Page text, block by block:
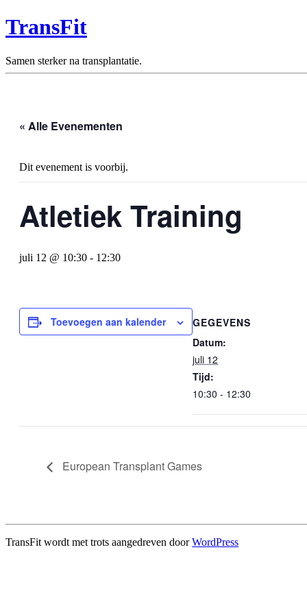
TransFit
Samen sterker na transplantatie.
« Alle Evenementen
Dit evenement is voorbij.
Atletiek Training
juli 12 @ 10:30 - 12:30
Toevoegen aan kalender
GEGEVENS
Datum:
juli 12
Tijd:
10:30 - 12:30
European Transplant Games
TransFit wordt met trots aangedreven doorWordPress